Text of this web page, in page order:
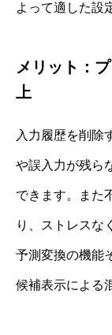
よって適した設
メリット：
上
入力履歴を削除
や誤入力が残ら
できます。また
り、ストレスな
予測変換の機能
候補表示による